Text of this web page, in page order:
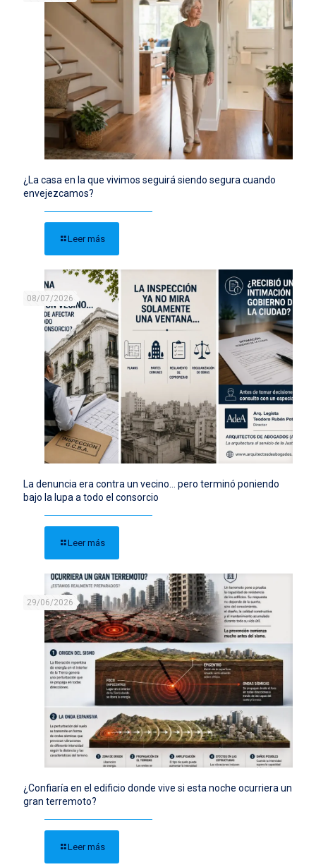
¿La casa en la que vivimos seguirá siendo segura cuando
envejezcamos?
Leer más
08/07/2026
La denuncia era contra un vecino… pero terminó poniendo
bajo la lupa a todo el consorcio
Leer más
29/06/2026
¿Confiaría en el edificio donde vive si esta noche ocurriera un
gran terremoto?
Leer más